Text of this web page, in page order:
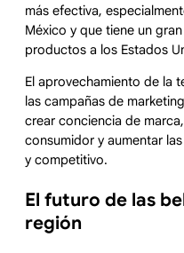
más efectiva,
México y que tiene un
productos a los Estados
El aprovechamiento de la
las campañas de
crear conciencia de
consumidor y aumentar
y competitivo.
El futuro de las
región